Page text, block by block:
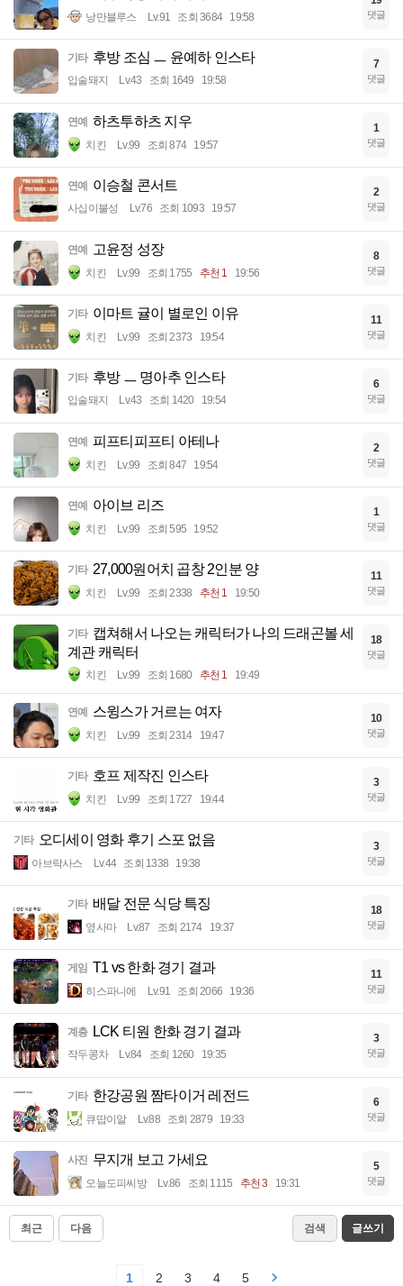
낭만블루스 Lv.91 조회 3684 19:58 댓글
기타 후방 조심 ㅡ 윤예하 인스타
입술돼지 Lv.43 조회 1649 19:58
7
댓글
연예 하츠투하츠 지우
치킨 Lv.99 조회 874 19:57
1
댓글
연예 이승철 콘서트
사십이불성 Lv.76 조회 1093 19:57
2
댓글
연예 고윤정 성장
치킨 Lv.99 조회 1755 추천 1 19:56
8
댓글
기타 이마트 귤이 별로인 이유
치킨 Lv.99 조회 2373 19:54
11
댓글
기타 후방 ㅡ 명아추 인스타
입술돼지 Lv.43 조회 1420 19:54
6
댓글
연예 피프티피프티 아테나
치킨 Lv.99 조회 847 19:54
2
댓글
연예 아이브 리즈
치킨 Lv.99 조회 595 19:52
1
댓글
기타 27,000원어치 곱창 2인분 양
치킨 Lv.99 조회 2338 추천 1 19:50
11
댓글
기타 캡쳐해서 나오는 캐릭터가 나의 드래곤볼 세
계관 캐릭터
치킨 Lv.99 조회 1680 추천 1 19:49
18
댓글
연예 스윙스가 거르는 여자
치킨 Lv.99 조회 2314 19:47
10
댓글
기타 호프 제작진 인스타
치킨 Lv.99 조회 1727 19:44
3
댓글
기타 오디세이 영화 후기 스포 없음
아브락사스 Lv.44 조회 1338 19:38
3
댓글
기타 배달 전문 식당 특징
옆사마 Lv.87 조회 2174 19:37
18
댓글
게임 T1 vs 한화 경기 결과
히스파니에 Lv.91 조회 2066 19:36
11
댓글
계층 LCK 티원 한화 경기 결과
작두콩차 Lv.84 조회 1260 19:35
3
댓글
기타 한강공원 짬타이거 레전드
큐땁이알 Lv.88 조회 2879 19:33
6
댓글
사진 무지개 보고 가세요
오늘도피씨방 Lv.86 조회 1115 추천 3 19:31
5
댓글
최근 다음 검색 글쓰기
1 2 3 4 5